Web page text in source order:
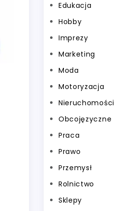
Edukacja
Hobby
Imprezy
Marketing
Moda
Motoryzacja
Nieruchomości
Obcojęzyczne
Praca
Prawo
Przemysł
Rolnictwo
Sklepy